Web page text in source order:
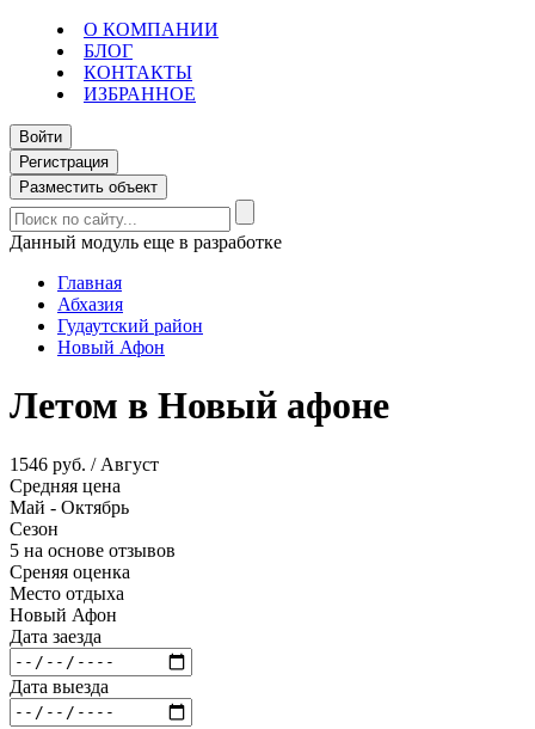
О КОМПАНИИ
БЛОГ
КОНТАКТЫ
ИЗБРАННОЕ
Войти
Регистрация
Разместить объект
Данный модуль еще в разработке
Главная
Абхазия
Гудаутский район
Новый Афон
Летом в Новый афоне
1546 руб. / Август
Средняя цена
Май - Октябрь
Сезон
5 на основе отзывов
Среняя оценка
Место отдыха
Новый Афон
Дата заезда
Дата выезда